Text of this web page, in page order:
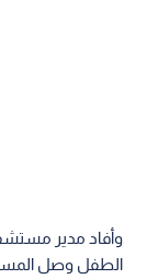
وأفاد مدير
الطفل وصل